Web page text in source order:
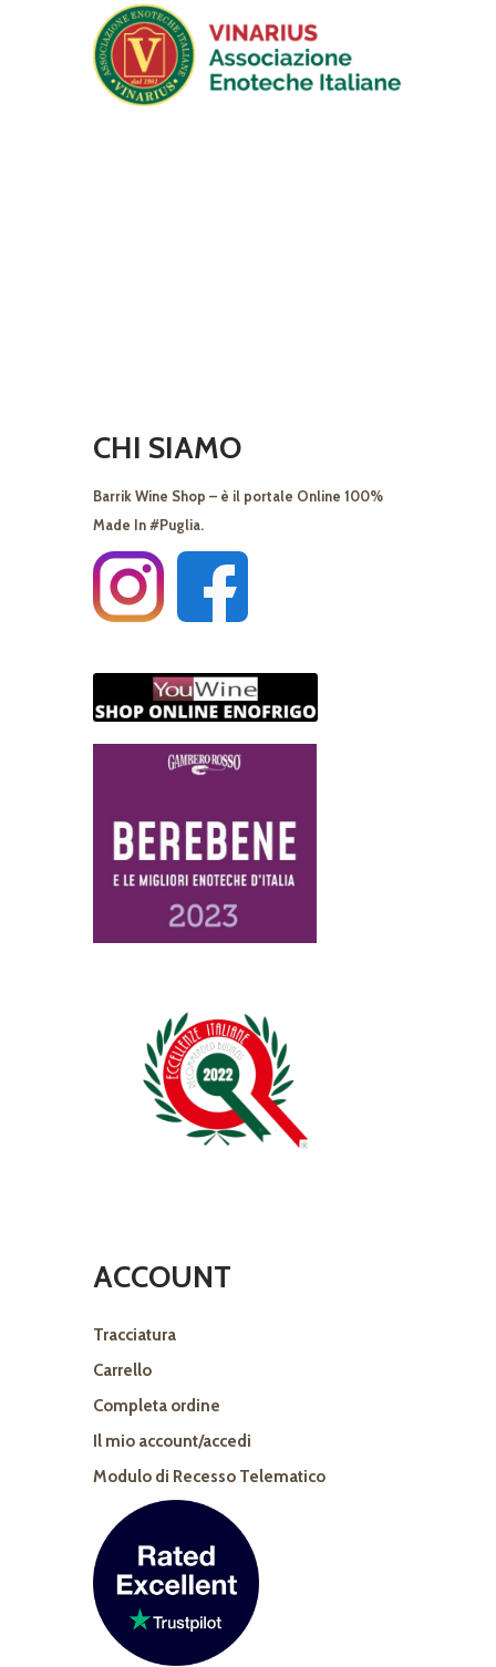
CHI SIAMO
Barrik Wine Shop – è il portale Online 100%
Made In #Puglia.
ACCOUNT
Tracciatura
Carrello
Completa ordine
Il mio account/accedi
Modulo di Recesso Telematico